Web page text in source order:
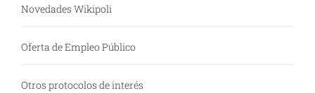
Novedades Wikipoli
Oferta de Empleo Público
Otros protocolos de interés